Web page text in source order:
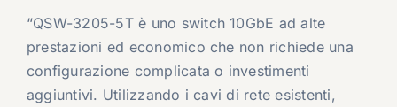
“QSW-3205-5T è uno switch 10GbE ad alte
prestazioni ed economico che non richiede una
configurazione complicata o investimenti
aggiuntivi. Utilizzando i cavi di rete esistenti,